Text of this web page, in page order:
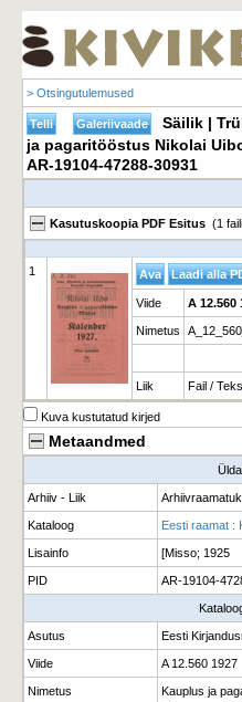
> Otsingutulemused
Säilik |
ja pagaritööstus Nikolai
AR-19104-47288-30931
Kasutuskoopia PDF Esitus (1
1
Viide A 12.560
Nimetus
Liik Fail /
Kuva kustutatud kirjed
Metaandmed
Arhiiv - Liik
Kataloog Eesti raamat :
Lisainfo [Misso; 1925
PID AR-19104-
Asutus Eesti
Viide A 12.560 1927
Nimetus
Kauplus ja